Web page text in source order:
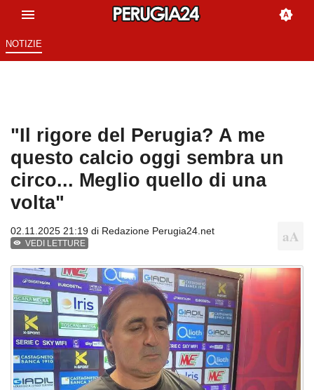
NOTIZIE
"Il rigore del Perugia? A me
questo calcio oggi sembra un
circo... Meglio quello di una
volta"
02.11.2025 21:19 di Redazione Perugia24.net
VEDI LETTURE